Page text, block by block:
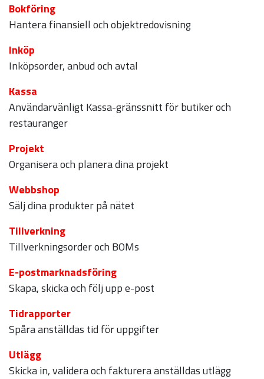
Bokföring
Hantera finansiell och objektredovisning
Inköp
Inköpsorder, anbud och avtal
Kassa
Användarvänligt Kassa-gränssnitt för butiker och
restauranger
Projekt
Organisera och planera dina projekt
Webbshop
Sälj dina produkter på nätet
Tillverkning
Tillverkningsorder och BOMs
E-postmarknadsföring
Skapa, skicka och följ upp e-post
Tidrapporter
Spåra anställdas tid för uppgifter
Utlägg
Skicka in, validera och fakturera anställdas utlägg